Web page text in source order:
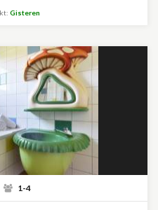
Gisteren
1-4